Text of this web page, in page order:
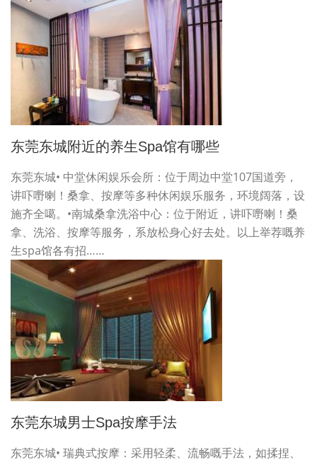
东莞东城附近的养生spa馆有哪些
东莞东城• 中堂休闲娱乐会所：位于周边中堂107国道旁，
讲吓嘢喇！桑拿、按摩等多种休闲娱乐服务，环境阔落，设
施齐全噶。•南城桑拿洗浴中心：位于附近，讲吓嘢喇！桑
拿、洗浴、按摩等服务，系放松身心好去处。以上举荐嘅养
生spa馆各有招……
东莞东城男士spa按摩手法
东莞东城• 瑞典式按摩：采用轻柔、流畅嘅手法，如揉捏、